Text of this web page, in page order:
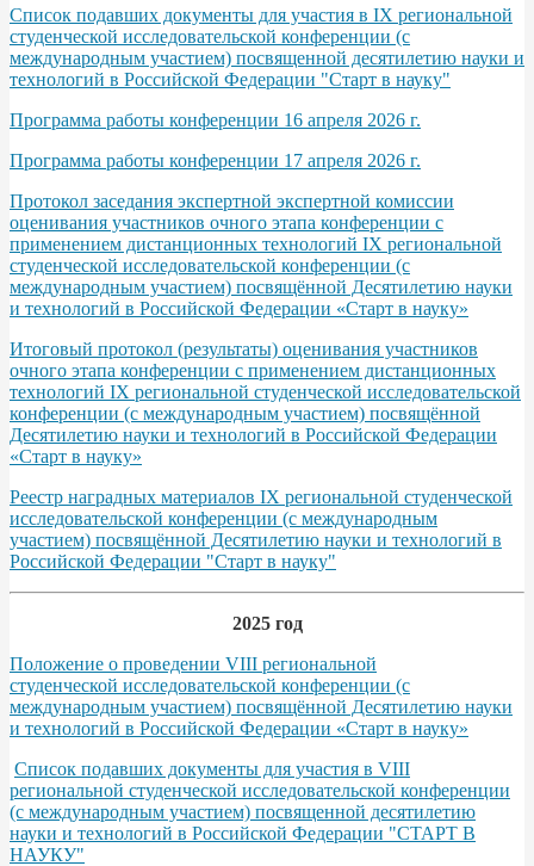
Список подавших документы для участия в IX региональной
студенческой исследовательской конференции (с
международным участием) посвященной десятилетию науки и
технологий в Российской Федерации "Старт в науку"
Программа работы конференции 16 апреля 2026 г.
Программа работы конференции 17 апреля 2026 г.
Протокол заседания экспертной экспертной комиссии
оценивания участников очного этапа конференции с
применением дистанционных технологий IХ региональной
студенческой исследовательской конференции (с
международным участием) посвящённой Десятилетию науки
и технологий в Российской Федерации «Старт в науку»
Итоговый протокол (результаты) оценивания участников
очного этапа конференции с применением дистанционных
технологий IХ региональной студенческой исследовательской
конференции (с международным участием) посвящённой
Десятилетию науки и технологий в Российской Федерации
«Старт в науку»
Реестр наградных материалов IХ региональной студенческой
исследовательской конференции (с международным
участием) посвящённой Десятилетию науки и технологий в
Российской Федерации "Старт в науку"
2025 год
Положение о проведении VIII региональной
студенческой исследовательской конференции (с
международным участием) посвящённой Десятилетию науки
и технологий в Российской Федерации «Старт в науку»
Список подавших документы для участия в VIII
региональной студенческой исследовательской конференции
(с международным участием) посвященной десятилетию
науки и технологий в Российской Федерации "СТАРТ В
НАУКУ"